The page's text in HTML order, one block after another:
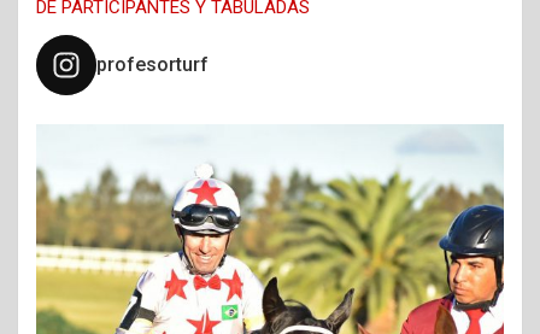
DE PARTICIPANTES Y TABULADAS
profesorturf